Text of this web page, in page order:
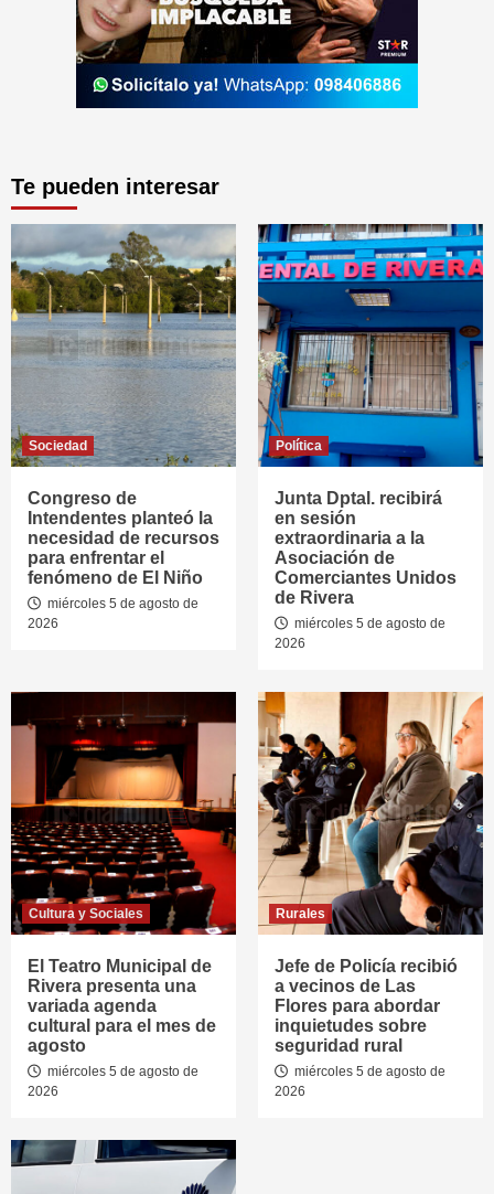
Te pueden interesar
Sociedad
Congreso de
Intendentes planteó la
necesidad de recursos
para enfrentar el
fenómeno de El Niño
miércoles 5 de agosto de
2026
Política
Junta Dptal. recibirá
en sesión
extraordinaria a la
Asociación de
Comerciantes Unidos
de Rivera
miércoles 5 de agosto de
2026
Cultura y Sociales
El Teatro Municipal de
Rivera presenta una
variada agenda
cultural para el mes de
agosto
miércoles 5 de agosto de
2026
Rurales
Jefe de Policía recibió
a vecinos de Las
Flores para abordar
inquietudes sobre
seguridad rural
miércoles 5 de agosto de
2026